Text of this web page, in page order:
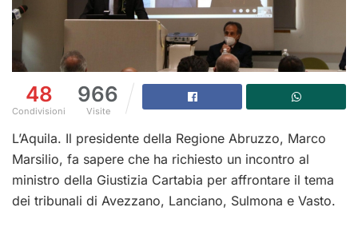
48
Condivisioni
966
Visite
L’Aquila. Il presidente della Regione Abruzzo, Marco
Marsilio, fa sapere che ha richiesto un incontro al
ministro della Giustizia Cartabia per affrontare il tema
dei tribunali di Avezzano, Lanciano, Sulmona e Vasto.